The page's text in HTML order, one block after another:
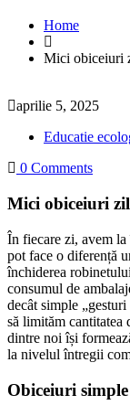
Home
Mici obiceiuri
aprilie 5, 2025
Educatie
0 Comments
Mici obiceiuri
În fiecare zi, avem
pot face o diferență
închiderea
consumul de
decât simple
să limităm cantitatea
dintre noi își
la nivelul întregii
Obiceiuri